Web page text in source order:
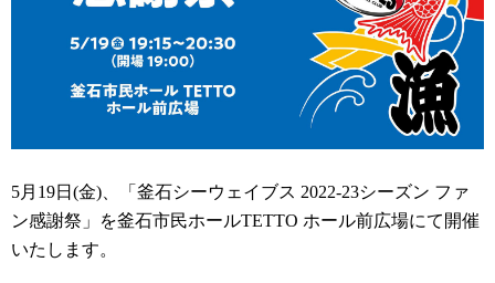
5月19日(金)、「釜石シーウェイブス 2022-23シーズン ファ
ン感謝祭」を釜石市民ホールTETTO ホール前広場にて開催
いたします。